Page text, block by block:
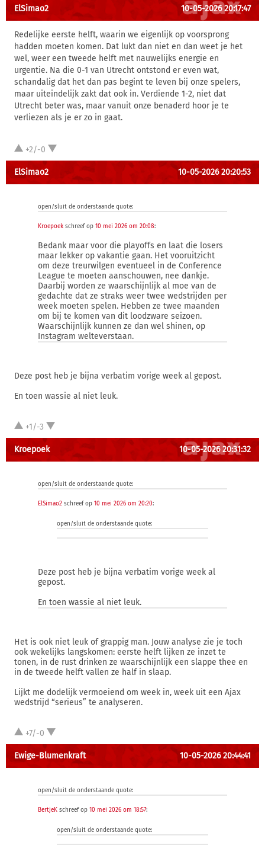
ElSimao2 10-05-2026 20:17:47
Redelijke eerste helft, waarin we eigenlijk op voorsprong
hadden moeten komen. Dat lukt dan niet en dan weet je het
wel, weer een tweede helft met nauwelijks energie en
urgentie. Na die 0-1 van Utrecht ontstond er even wat,
schandalig dat het dan pas begint te leven bij onze spelers,
maar uiteindelijk zakt dat ook in. Verdiende 1-2, niet dat
Utrecht beter was, maar vanuit onze benaderd hoor je te
verliezen als je er zo in gaat.
+2/-0
ElSimao2 10-05-2026 20:20:53
open/sluit de onderstaande quote:
Kroepoek schreef op 10 mei 2026 om 20:08:
Bedank maar voor die playoffs en laat die losers
maar lekker op vakantie gaan. Het vooruitzicht
om deze treurwilgen eventueel in de Conference
League te moeten aanschouwen, nee dankje.
Daarbij worden ze waarschijnlijk al moe van de
gedachte dat ze straks weer twee wedstrijden per
week moeten spelen. Hebben ze twee maanden
om bij te komen van dit loodzware seizoen.
Waarschijnlijk kunnen ze dan wel shinen, op
Instagram welteverstaan.
Deze post heb je bijna verbatim vorige week al gepost.
En toen wassie al niet leuk.
+1/-3
Kroepoek 10-05-2026 20:31:32
open/sluit de onderstaande quote:
ElSimao2 schreef op 10 mei 2026 om 20:20:
open/sluit de onderstaande quote:
Deze post heb je bijna verbatim vorige week al
gepost.
En toen wassie al niet leuk.
Het is ook niet leuk of grappig man. Jouw analyse zie je toch
ook wekelijks langskomen: eerste helft lijken ze inzet te
tonen, in de rust drinken ze waarschijnlijk een slappe thee en
in de tweede helft vallen ze half in slaap.
Lijkt me dodelijk vermoeiend om week in, week uit een Ajax
wedstrijd “serieus” te analyseren.
+7/-0
Ewige-Blumenkraft 10-05-2026 20:44:41
open/sluit de onderstaande quote:
BertjeK schreef op 10 mei 2026 om 18:57:
open/sluit de onderstaande quote: